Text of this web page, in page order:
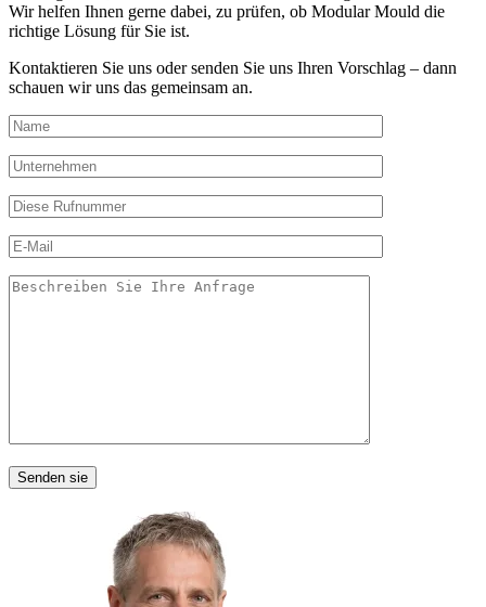
Wir helfen Ihnen gerne dabei, zu prüfen, ob Modular Mould die
richtige Lösung für Sie ist.
Kontaktieren Sie uns oder senden Sie uns Ihren Vorschlag – dann
schauen wir uns das gemeinsam an.